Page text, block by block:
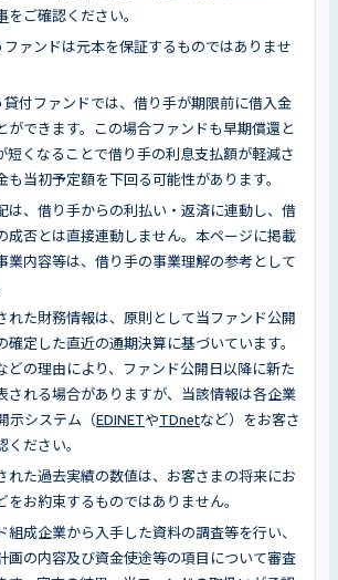
をご確認ください。
ファンドは元本を保証するものではありませ
貸付ファンドでは、借り手が期限前に借入金
ができます。この場合ファンドも早期償還と
短くなることで借り手の利息支払額が軽減さ
も当初予定額を下回る可能性があります。
は、借り手からの利払い・返済に連動し、借
成否とは直接連動しません。本ページに掲載
業内容等は、借り手の事業理解の参考として
れた財務情報は、原則として当ファンド公開
確定した直近の通期決算に基づいています。
どの理由により、ファンド公開日以降に新た
される場合がありますが、当該情報は各企業
示システム（EDINETやTDnetなど）をお客さ
ください。
れた過去実績の数値は、お客さまの将来にお
をお約束するものではありません。
組成企業から入手した資料の調査等を行い、
画の内容及び資金使途等の項目について審査